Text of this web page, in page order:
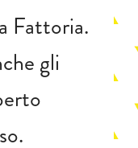
Fattoria.
gli